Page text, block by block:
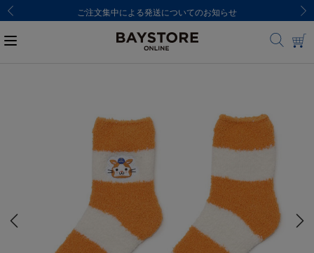
ご注文集中による発送についてのお知らせ